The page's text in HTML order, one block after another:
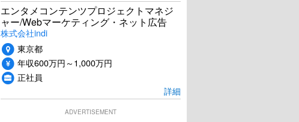
エンタメコンテンツプロジェクトマネジ
ャー/Webマーケティング・ネット広告
株式会社indi
東京都
年収600万円～1,000万円
正社員
詳細
ADVERTISEMENT